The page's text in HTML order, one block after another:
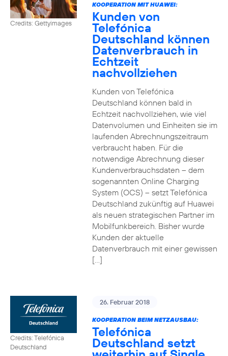
Credits: Gettyimages
KOOPERATION MIT HUAWEI:
Kunden von
Telefónica
Deutschland können
Datenverbrauch in
Echtzeit
nachvollziehen
Kunden von Telefónica
Deutschland können bald in
Echtzeit nachvollziehen, wie viel
Datenvolumen und Einheiten sie im
laufenden Abrechnungszeitraum
verbraucht haben. Für die
notwendige Abrechnung dieser
Kundenverbrauchsdaten – dem
sogenannten Online Charging
System (OCS) – setzt Telefónica
Deutschland zukünftig auf Huawei
als neuen strategischen Partner im
Mobilfunkbereich. Bisher wurde
Kunden der aktuelle
Datenverbrauch mit einer gewissen
[…]
Credits: Telefónica
Deutschland
26. Februar 2018
KOOPERATION BEIM NETZAUSBAU:
Telefónica
Deutschland setzt